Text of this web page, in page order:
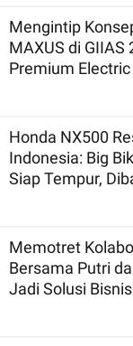
Mengintip
MAXUS di
Premium
Honda NX500
Indonesia: Big
Siap Tempur,
Memotret
Bersama Putri
Jadi Solusi